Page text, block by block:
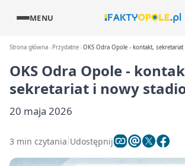
MENU
Strona główna Przydatne OKS Odra Opole - kontakt,
OKS Odra Opole -
sekretariat i nowy
20 maja 2026
3 min czytania Udostępnij